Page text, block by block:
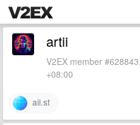
artii
V2EX member
+08:00
aii.st